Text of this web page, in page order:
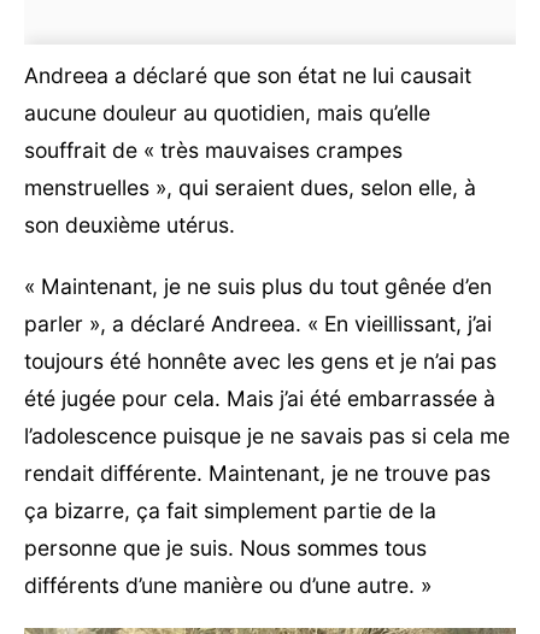
Andreea a déclaré que son état ne lui causait
aucune douleur au quotidien, mais qu’elle
souffrait de « très mauvaises crampes
menstruelles », qui seraient dues, selon elle, à
son deuxième utérus.
« Maintenant, je ne suis plus du tout gênée d’en
parler », a déclaré Andreea. « En vieillissant, j’ai
toujours été honnête avec les gens et je n’ai pas
été jugée pour cela. Mais j’ai été embarrassée à
l’adolescence puisque je ne savais pas si cela me
rendait différente. Maintenant, je ne trouve pas
ça bizarre, ça fait simplement partie de la
personne que je suis. Nous sommes tous
différents d’une manière ou d’une autre. »